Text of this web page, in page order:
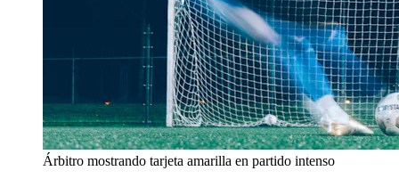
Árbitro mostrando tarjeta amarilla en partido intenso